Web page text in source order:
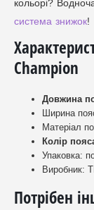
кольорі?
система знижок!
Champion
Довжина
Ширина
Матеріал
Колір
Упаковка:
Виробник:
Потрібен